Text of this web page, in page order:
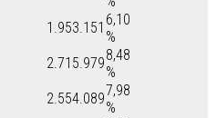
1.953.151 6,10
%
2.715.9798,48
%
2.554.0897,98
%